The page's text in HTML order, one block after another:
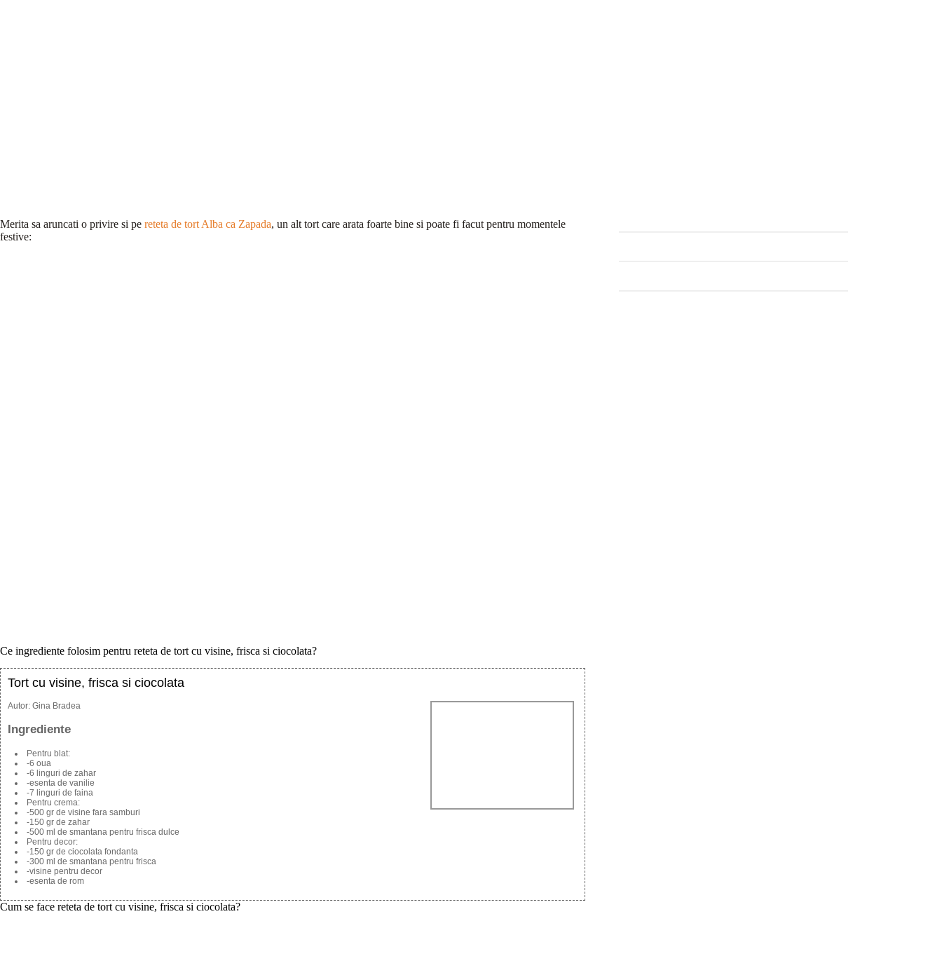
Merita sa aruncati o privire si pe reteta de tort Alba ca Zapada, un alt tort care arata foarte bine si poate fi facut pentru momentele
festive:
Ce ingrediente folosim pentru reteta de tort cu visine, frisca si ciocolata?
Tort cu visine, frisca si ciocolata
Autor: Gina Bradea
Ingrediente
Pentru blat:
-6 oua
-6 linguri de zahar
-esenta de vanilie
-7 linguri de faina
Pentru crema:
-500 gr de visine fara samburi
-150 gr de zahar
-500 ml de smantana pentru frisca dulce
Pentru decor:
-150 gr de ciocolata fondanta
-300 ml de smantana pentru frisca
-visine pentru decor
-esenta de rom
Cum se face reteta de tort cu visine, frisca si ciocolata?